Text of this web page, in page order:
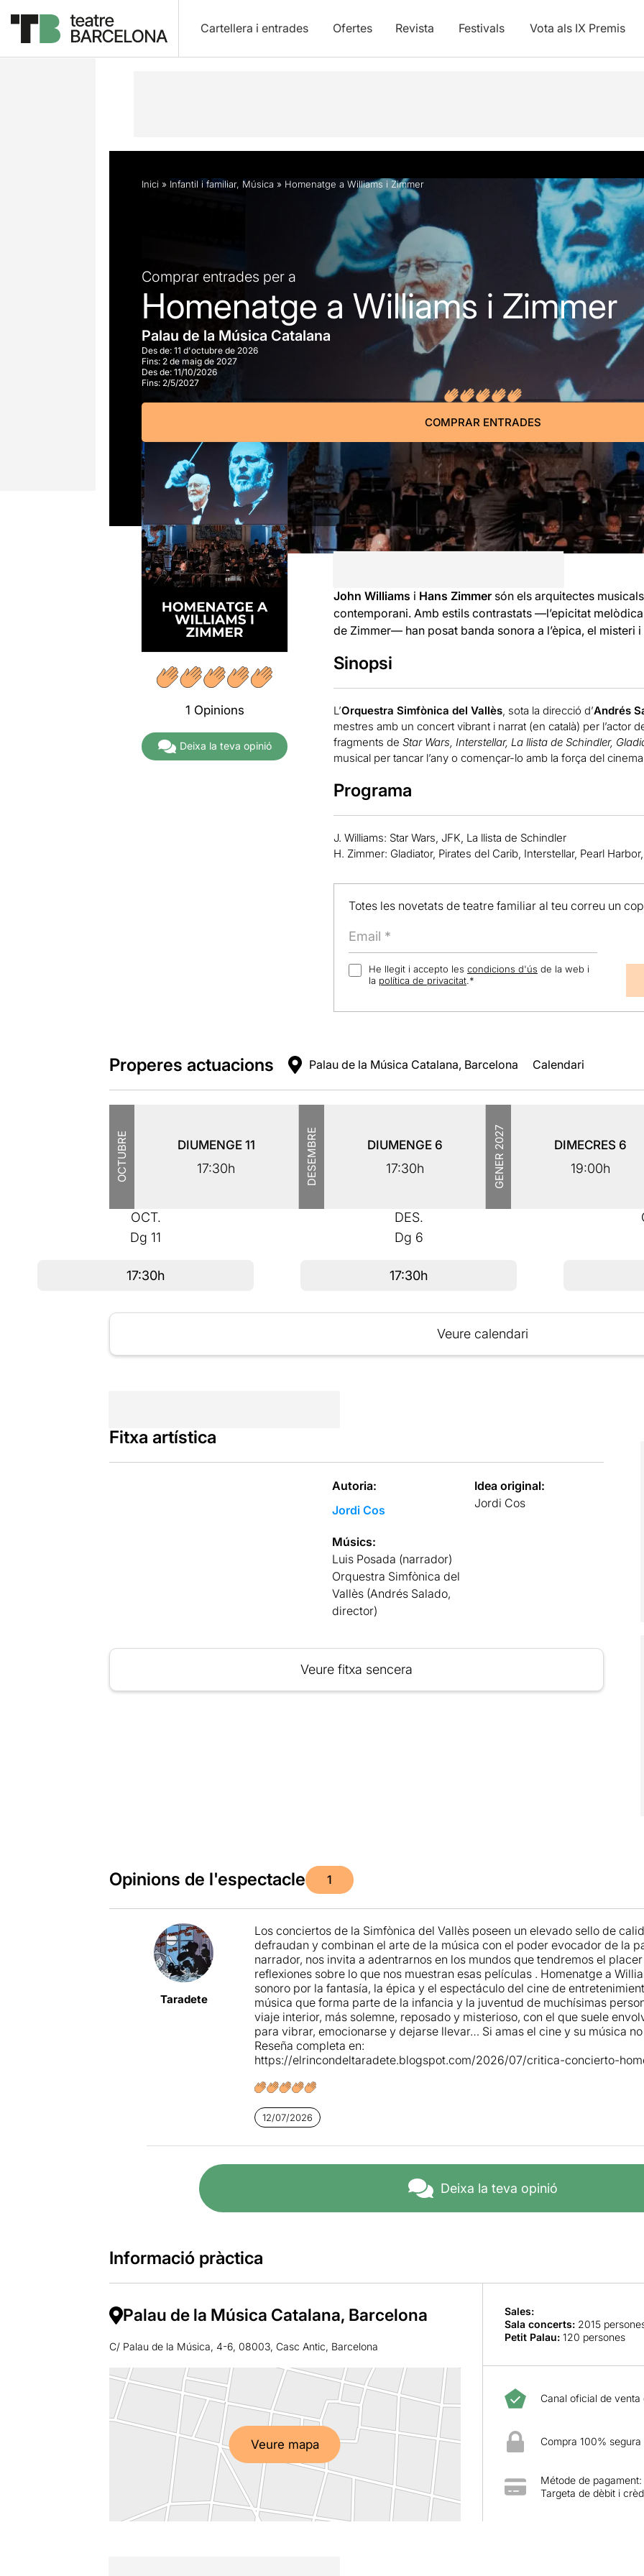
Cartellera i entrades Ofertes Revista Festivals Vota als IX Premis
Descripció Horaris Fitxa artística Opinions Info pràctica
Inici » Infantil i familiar, Música » Homenatge a Williams i Zimmer
Comprar entrades per a
Homenatge a Williams i Zimmer
Palau de la Música Catalana
Des de: 11 d'octubre de 2026
Fins: 2 de maig de 2027
Des de: 11/10/2026
Fins: 2/5/2027
COMPRAR ENTRADES
1 Opinions
Deixa la teva opinió
John Williams i Hans Zimmersón els arquitectes
contemporani. Amb estils contrastats —l’epicitat
de Zimmer— han posat banda sonora a l’èpica, el misteri
Sinopsi
L’Orquestra Simfònica del Vallès, sota la direcció d’Andrés
mestres amb un concert vibrant i narrat (en català) per l’actor
fragments de Star Wars, Interstellar, La llista de Schindler,
musical per tancar l’any o començar-lo amb la força del
Programa
J. Williams: Star Wars, JFK, La llista de Schindler
H. Zimmer: Gladiator, Pirates del Carib, Interstellar, Pearl
Totes les novetats de teatre familiar al teu correu un
He llegit i accepto les condicions d'ús de la web i
la política de privacitat.*
Properes actuacions Palau de la Música Catalana, Barcelona Calendari
OCTUBRE DIUMENGE 11
17:30h DESEMBRE DIUMENGE 6
17:30h GENER
2027 DIMECRES 6
19:00h
OCT.
Dg11
17:30h
DES.
Dg 6
17:30h
Veure calendari
Fitxa artística
Autoria:
Jordi Cos
Idea original:
Jordi Cos
Músics:
Luis Posada (narrador)
Orquestra Simfònica del
Vallès (Andrés Salado,
director)
Veure fitxa sencera
Opinions de l'espectacle 1
Taradete
Los conciertos de la Simfònica del Vallès poseen un elevado sello de
defraudan y combinan el arte de la música con el poder evocador de la
narrador, nos invita a adentrarnos en los mundos que tendremos el
reflexiones sobre lo que nos muestran esas películas . Homenatge a
sonoro por la fantasía, la épica y el espectáculo del cine de
música que forma parte de la infancia y la juventud de muchísimas
viaje interior, más solemne, reposado y misterioso, con el que suele
para vibrar, emocionarse y dejarse llevar… Si amas el cine y su música
Reseña completa en:
https://elrincondeltaradete.blogspot.com/2026/07/critica-concierto-
12/07/2026
Deixa la teva opinió
Informació pràctica
Palau de la Música Catalana, Barcelona
C/ Palau de la Música, 4-6, 08003, Casc Antic, Barcelona
Veure mapa
Sales:
Sala concerts: 2015
Petit Palau: 120 persones
Canal oficial de venta
Compra 100% segura
Métode de pagament:
Targeta de dèbit i